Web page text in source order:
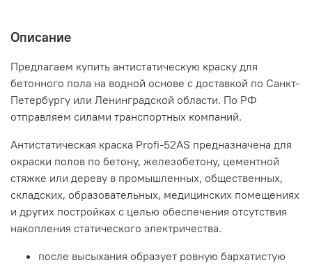
Описание
Предлагаем купить антистатическую краску для
бетонного пола на водной основе с доставкой по Санкт-
Петербургу или Ленинградской области. По РФ
отправляем силами транспортных компаний.
Антистатическая краска Profi-52AS предназначена для
окраски полов по бетону, железобетону, цементной
стяжке или дереву в промышленных, общественных,
складских, образовательных, медицинских помещениях
и других постройках с целью обеспечения отсутствия
накопления статического электричества.
после высыхания образует ровную бархатистую